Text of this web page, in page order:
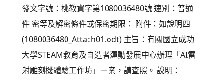
發文字號：桃教資字第1080036480號 速別：普通
件 密等及解密條件或保密期限： 附件：如說明四
(1080036480_Attach01.odt) 主旨：有關國立成功
大學STEAM教育及自造者運動發展中心辦理「AI雷
射雕刻機體驗工作坊」ㄧ案，請查照。 說明：